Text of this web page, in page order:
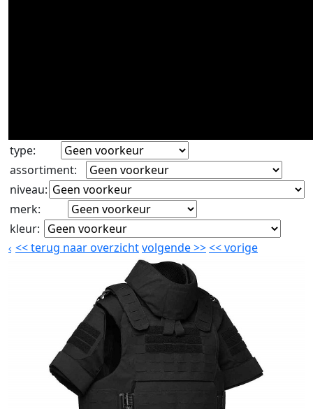
type:
assortiment:
niveau:
merk:
kleur:
<<terug naar overzichtvolgende>><<vorige